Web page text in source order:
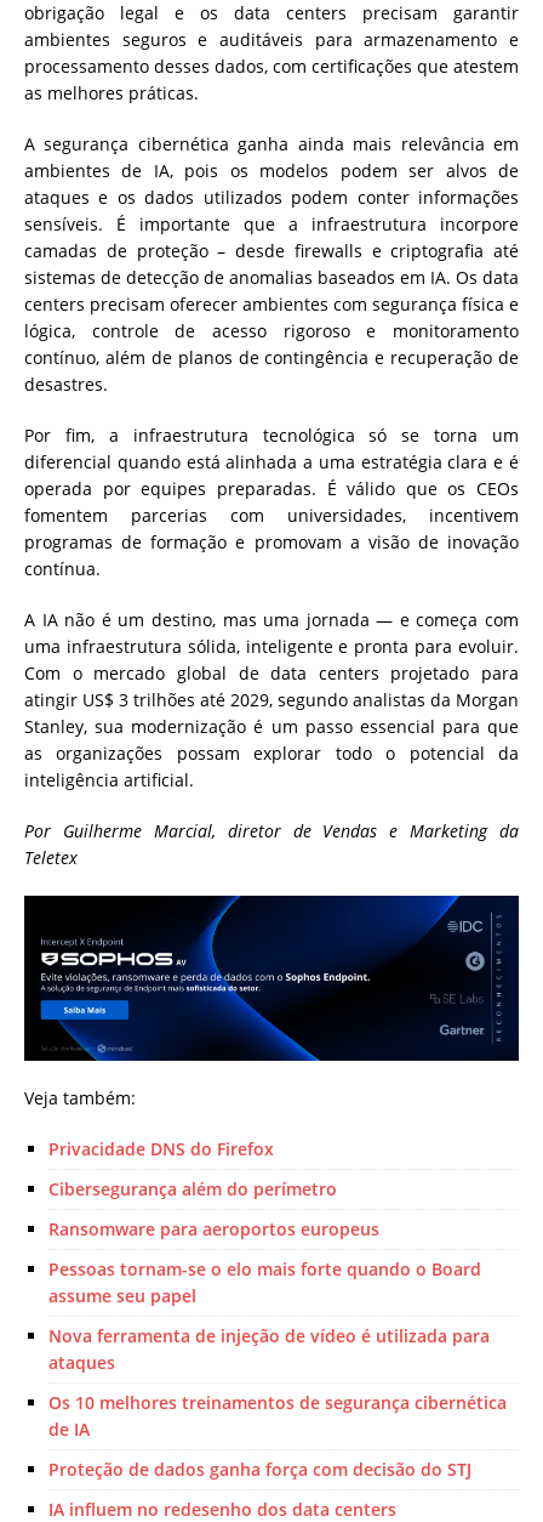
obrigação legal e os data centers precisam garantir
ambientes seguros e auditáveis para armazenamento e
processamento desses dados, com certificações que atestem
as melhores práticas.
A segurança cibernética ganha ainda mais relevância em
ambientes de IA, pois os modelos podem ser alvos de
ataques e os dados utilizados podem conter informações
sensíveis. É importante que a infraestrutura incorpore
camadas de proteção – desde firewalls e criptografia até
sistemas de detecção de anomalias baseados em IA. Os data
centers precisam oferecer ambientes com segurança física e
lógica, controle de acesso rigoroso e monitoramento
contínuo, além de planos de contingência e recuperação de
desastres.
Por fim, a infraestrutura tecnológica só se torna um
diferencial quando está alinhada a uma estratégia clara e é
operada por equipes preparadas. É válido que os CEOs
fomentem parcerias com universidades, incentivem
programas de formação e promovam a visão de inovação
contínua.
A IA não é um destino, mas uma jornada — e começa com
uma infraestrutura sólida, inteligente e pronta para evoluir.
Com o mercado global de data centers projetado para
atingir US$ 3 trilhões até 2029, segundo analistas da Morgan
Stanley, sua modernização é um passo essencial para que
as organizações possam explorar todo o potencial da
inteligência artificial.
Por Guilherme Marcial, diretor de Vendas e Marketing da
Teletex
Veja também:
Privacidade DNS do Firefox
Cibersegurança além do perímetro
Ransomware para aeroportos europeus
Pessoas tornam-se o elo mais forte quando o Board
assume seu papel
Nova ferramenta de injeção de vídeo é utilizada para
ataques
Os 10 melhores treinamentos de segurança cibernética
de IA
Proteção de dados ganha força com decisão do STJ
IA influem no redesenho dos data centers